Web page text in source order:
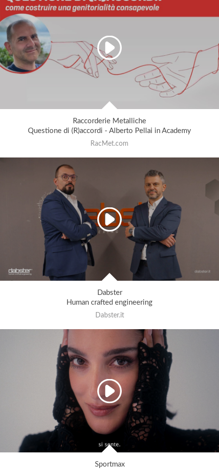
Raccorderie Metalliche
Questione di (R)accordi - Alberto Pellai in Academy
RacMet.com
Dabster
Human crafted engineering
Dabster.it
Sportmax